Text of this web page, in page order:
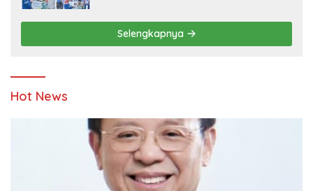
Pendidikan
Selengkapnya
Hot News